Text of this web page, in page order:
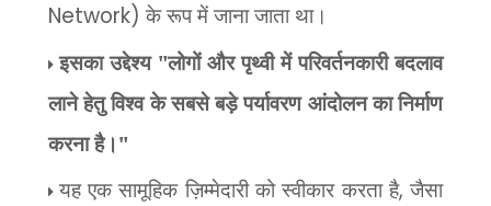
Network) के रूप में जाना जाता था।
इसका उद्देश्य "लोगों और पृथ्वी में परिवर्तनकारी बदलाव
लाने हेतु विश्व के सबसे बड़े पर्यावरण आंदोलन का निर्माण
करना है।"
यह एक सामूहिक ज़िम्मेदारी को स्वीकार करता है,जैसा